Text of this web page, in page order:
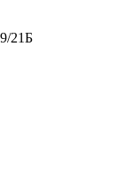
21Б